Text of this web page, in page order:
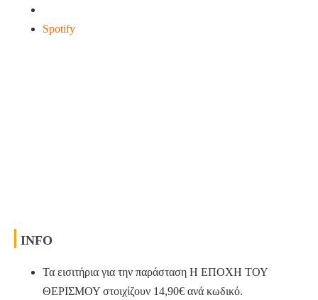
Spotify
INFO
Τα εισιτήρια για την παράσταση Η ΕΠΟΧΗ ΤΟΥ
ΘΕΡΙΣΜΟΥ στοιχίζουν 14,90€ ανά κωδικό.